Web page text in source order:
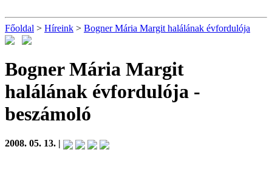
Főoldal > Híreink > Bogner Mária Margit halálának évfordulója
Bogner Mária Margit
halálának évfordulója -
beszámoló
2008. 05. 13. |